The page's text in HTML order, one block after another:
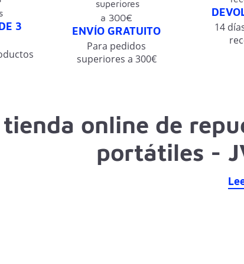
3
ENVÍO GRATUITO
Para pedidos
superiores a 300€
14
tienda online de
portátiles -